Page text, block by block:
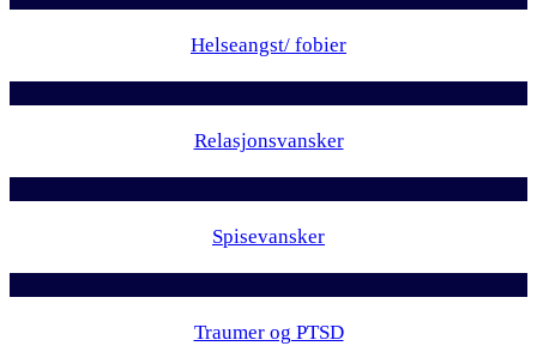
Helseangst/ fobier
Relasjonsvansker
Spisevansker
Traumer og PTSD